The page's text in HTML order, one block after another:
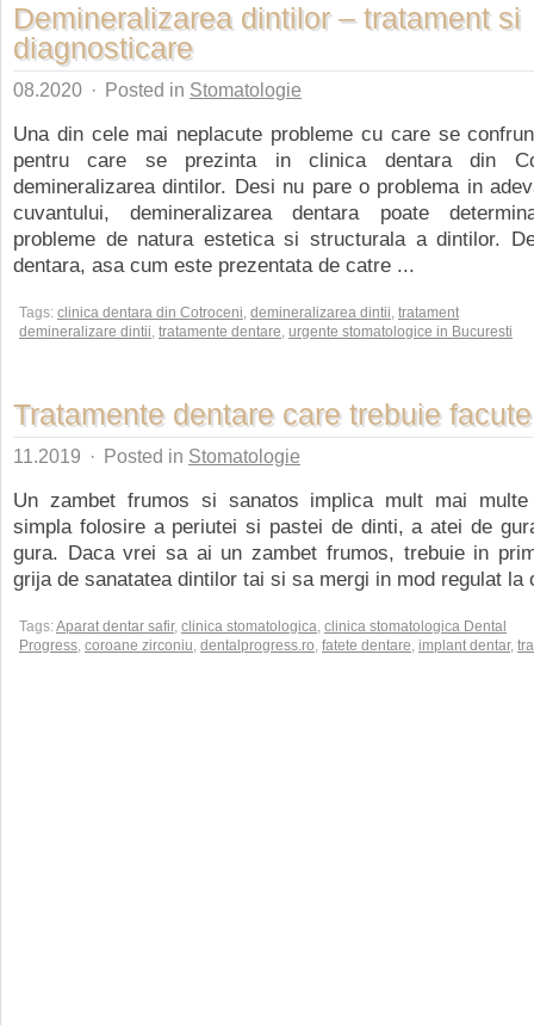
Demineralizarea dintilor – tratament si
diagnosticare
08.2020 · Posted in Stomatologie
Una din cele mai neplacute probleme cu care se
pentru care se prezinta in clinica dentara din
demineralizarea dintilor. Desi nu pare o problema in
cuvantului, demineralizarea dentara poate
probleme de natura estetica si structurala a dintilor.
dentara, asa cum este prezentata de catre ...
Tags: clinica dentara din Cotroceni, demineralizarea dintii, tratament
demineralizare dintii, tratamente dentare, urgente stomatologice in Bucuresti
Tratamente dentare care trebuie
11.2019 · Posted in Stomatologie
Un zambet frumos si sanatos implica mult mai
simpla folosire a periutei si pastei de dinti, a atei de
gura. Daca vrei sa ai un zambet frumos, trebuie in
grija de sanatatea dintilor tai si sa mergi in mod regulat la
Tags:Aparat dentar safir, clinica stomatologica, clinica stomatologica Dental
Progress, coroane zirconiu, dentalprogress.ro, fatete dentare, implant dentar,